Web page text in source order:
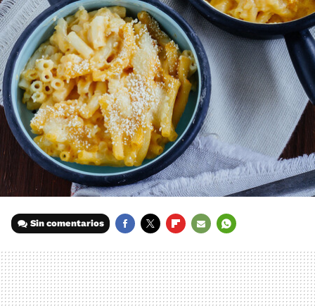
Sin comentarios
MAIL